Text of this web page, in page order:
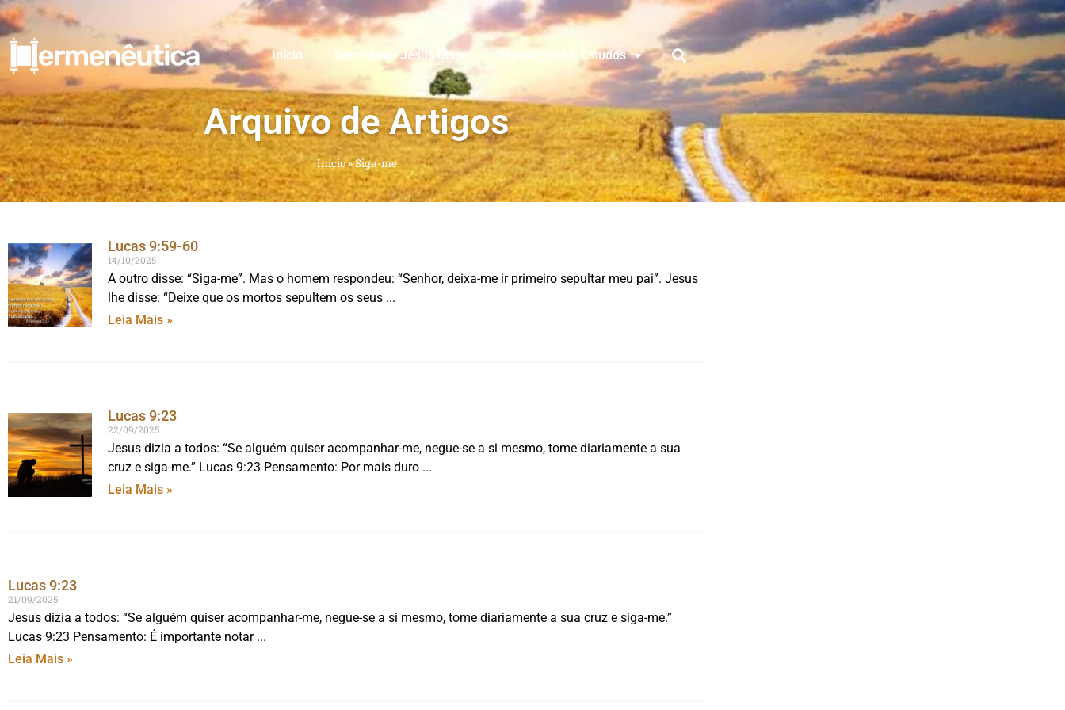
Início Devocional Jesus Disse Mensagens & Estudos
Arquivo de Artigos
Início»Siga-me
Lucas 9:59-60
14/10/2025
A outro disse: “Siga-me”. Mas o homem respondeu: “Senhor, deixa-me ir primeiro sepultar meu pai”. Jesus
lhe disse: “Deixe que os mortos sepultem os seus
Leia Mais »
Lucas 9:23
22/09/2025
Jesus dizia a todos: “Se alguém quiser acompanhar-me, negue-se a si mesmo, tome diariamente a sua
cruz e siga-me.” Lucas 9:23 Pensamento: Por mais duro
Leia Mais »
Lucas 9:23
21/09/2025
Jesus dizia a todos: “Se alguém quiser acompanhar-me, negue-se a si mesmo, tome diariamente a sua cruz e siga-me.”
Lucas 9:23 Pensamento: É importante notar
Leia Mais »